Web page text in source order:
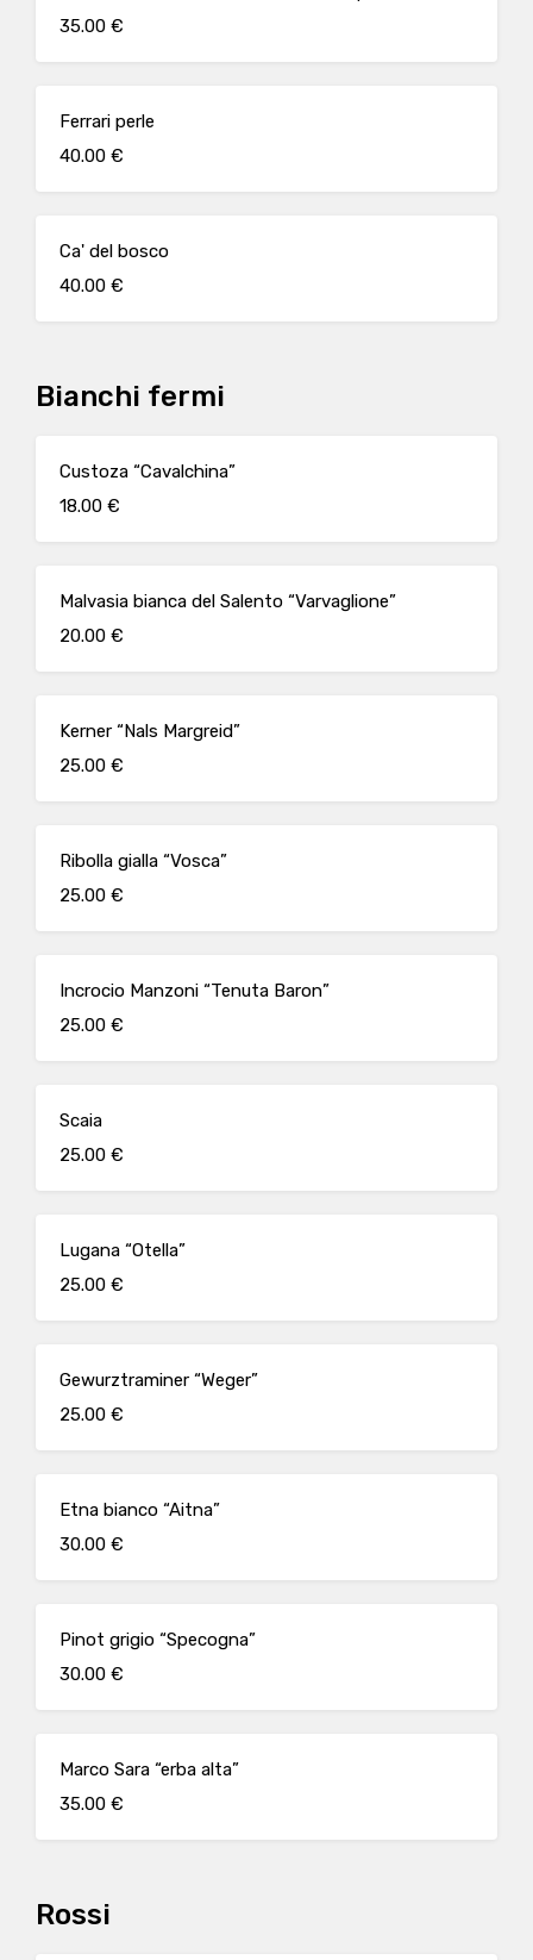
35.00 €
Ferrari perle
40.00 €
Ca' del bosco
40.00 €
Bianchi fermi
Custoza “Cavalchina”
18.00 €
Malvasia bianca del Salento “Varvaglione”
20.00 €
Kerner “Nals Margreid”
25.00 €
Ribolla gialla “Vosca”
25.00 €
Incrocio Manzoni “Tenuta Baron”
25.00 €
Scaia
25.00 €
Lugana “Otella”
25.00 €
Gewurztraminer “Weger”
25.00 €
Etna bianco “Aitna”
30.00 €
Pinot grigio “Specogna”
30.00 €
Marco Sara “erba alta”
35.00 €
Rossi